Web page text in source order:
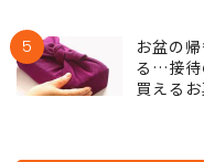
5
お盆の
る…接待
買える